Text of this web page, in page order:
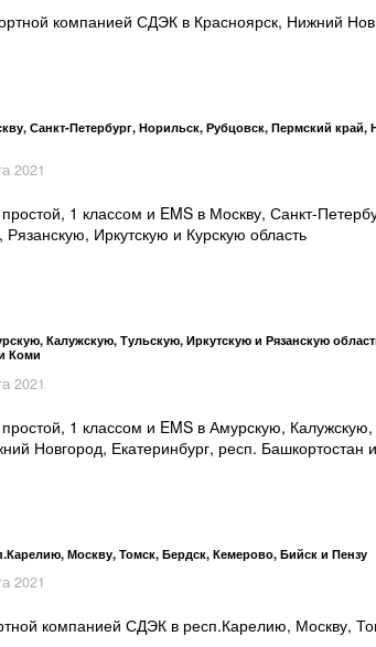
компанией СДЭК в Красноярск, Нижний
Санкт-Петербург, Норильск, Рубцовск, Пермский
2021
1 классом и EMS в Москву, Санкт-
Иркутскую и Курскую область
Калужскую, Тульскую, Иркутскую и Рязанскую
Коми
2021
1 классом и EMS в Амурскую,
Новгород, Екатеринбург, респ. Башкортостан
Москву, Томск, Бердск, Кемерово, Бийск и Пензу
2021
компанией СДЭК в респ.Карелию, Москву,